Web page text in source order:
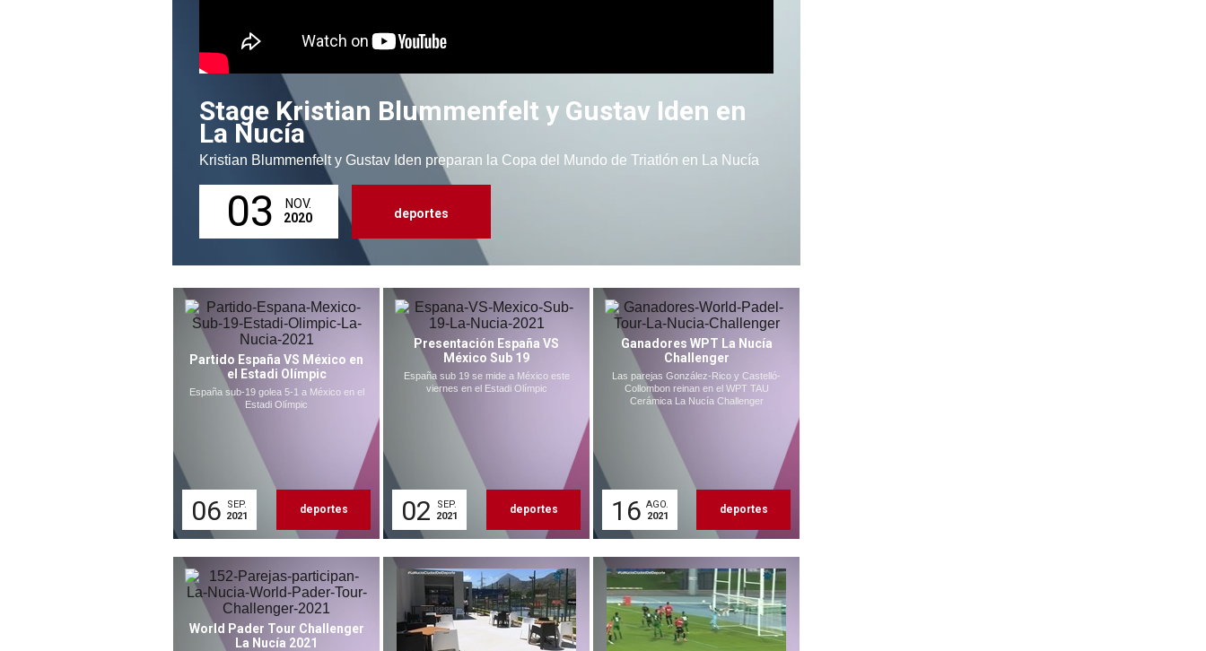
Stage Kristian Blummenfelt y Gustav Iden en
La Nucía
Kristian Blummenfelt y Gustav Iden preparan la Copa del Mundo de Triatlón en La Nucía
03
NOV.
2020
deportes
Partido España VS México en
el Estadi Olímpic
España sub-19 golea 5-1 a México en el
Estadi Olímpic
06
SEP.
2021
deportes
Presentación España VS
México Sub 19
España sub 19 se mide a México este
viernes en el Estadi Olímpic
02
SEP.
2021
deportes
Ganadores WPT La Nucía
Challenger
Las parejas González-Rico y Castelló-
Collombon reinan en el WPT TAU
Cerámica La Nucía Challenger
16 AGO.
2021
deportes
World Pader Tour Challenger
La Nucía 2021